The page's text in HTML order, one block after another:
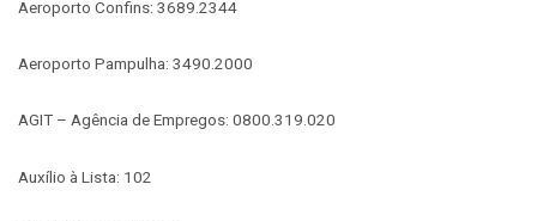
Aeroporto Confins: 3689.2344
Aeroporto Pampulha: 3490.2000
AGIT – Agência de Empregos: 0800.319.020
Auxílio à Lista: 102